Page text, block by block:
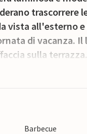
trascorrere
vista all'esterno
di vacanza. Il
sulla terrazza.
osservare le
iniziate la
Barbecue